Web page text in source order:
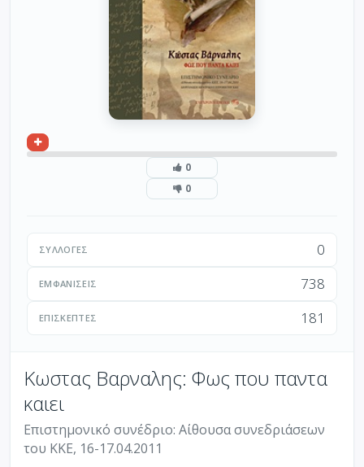
0
0
ΣΥΛΛΟΓΈΣ 0
ΕΜΦΑΝΊΣΕΙΣ 738
ΕΠΙΣΚΈΠΤΕΣ 181
Κωστας Βαρναλης: Φως που παντα
καιει
Επιστημονικό συνέδριο: Αίθουσα συνεδριάσεων
του ΚΚΕ, 16-17.04.2011